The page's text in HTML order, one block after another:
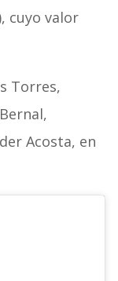
cuyo valor
Torres,
Acosta, en